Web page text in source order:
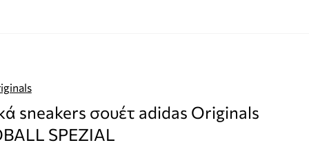
sneakers σουέτ adidas Originals
SPEZIAL